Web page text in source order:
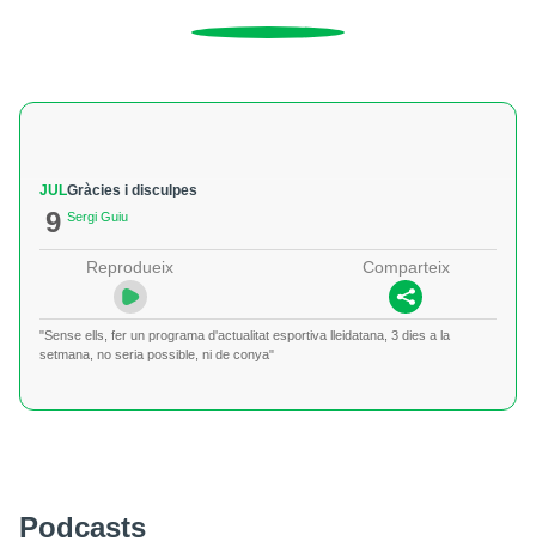
JUL
9
Gràcies i disculpes
Sergi Guiu
Reprodueix Comparteix
"Sense ells, fer un programa d'actualitat esportiva lleidatana, 3 dies a la
setmana, no seria possible, ni de conya"
Podcasts